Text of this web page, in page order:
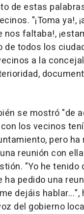
de estas
"¡Toma ya!,
nos faltaba!,
de todos los
a la
se mostró "de
los vecinos
pero
reunión con
"Yo he tenido
ha pedido una
dejáis hablar...",
del gobierno